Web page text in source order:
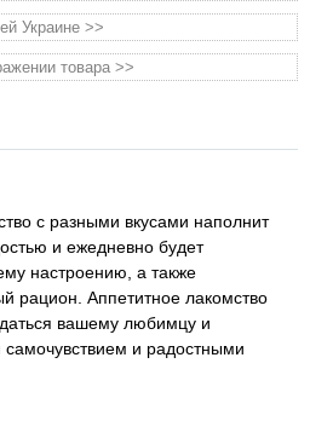
Украине >>
товара >>
с разными вкусами наполнит
и ежедневно будет
настроению, а также
рацион. Аппетитное лакомство
вашему любимцу и
и радостными